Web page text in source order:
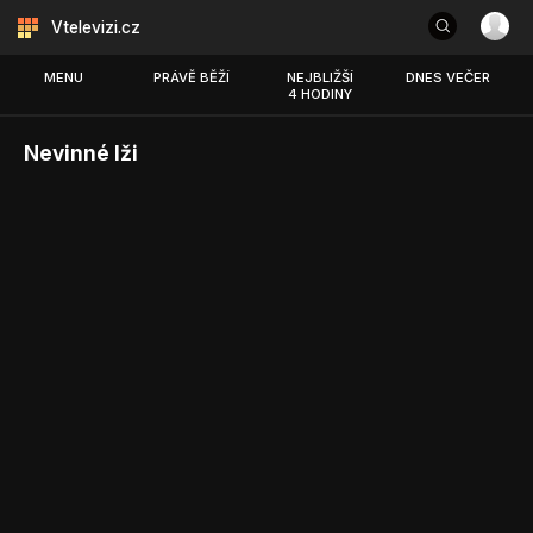
Vtelevizi.cz
MENU PRÁVĚ BĚŽÍ
NEJBLIŽŠÍ
4 HODINY
DNES VEČER
Nevinné lži